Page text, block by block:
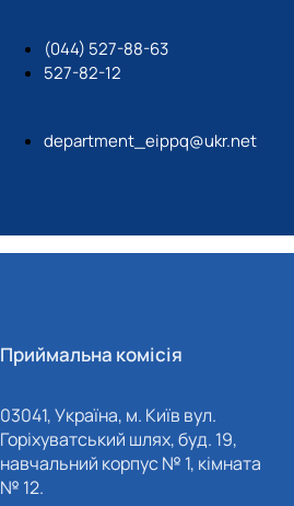
(044) 527-88-63
527-82-12
department_eippq@ukr.net
Приймальна комісія
03041, Україна, м. Київ вул.
Горіхуватський шлях, буд. 19,
навчальний корпус № 1, кімната
№ 12.